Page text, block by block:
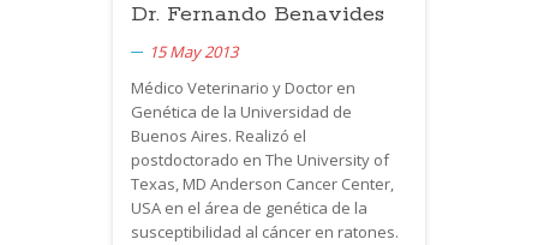
Dr. Fernando Benavides
15 May 2013
Médico Veterinario y Doctor en
Genética de la Universidad de
Buenos Aires. Realizó el
postdoctorado en The University of
Texas, MD Anderson Cancer Center,
USA en el área de genética de la
susceptibilidad al cáncer en ratones.